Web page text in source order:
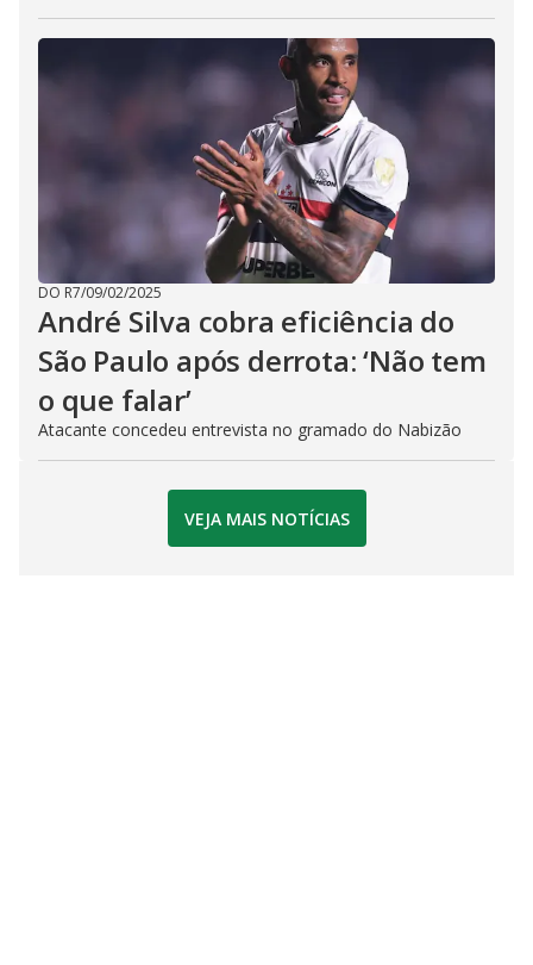
DO R7/09/02/2025
André Silva cobra eficiência do
São Paulo após derrota: ‘Não tem
o que falar’
Atacante concedeu entrevista no gramado do Nabizão
VEJA MAIS NOTÍCIAS